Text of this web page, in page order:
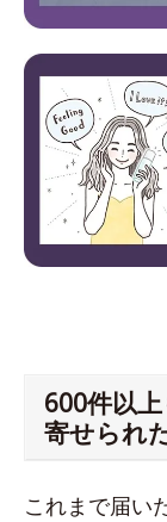
600件以
寄せられ
これまで届い